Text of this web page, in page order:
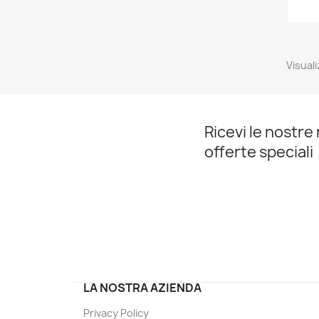
Ricevi le nostre
offerte speciali
LA NOSTRA AZIENDA
Privacy Policy